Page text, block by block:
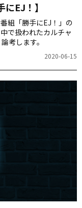
EJ！】
組「勝手にEJ！」の
で扱われたカルチャ
考します。
2020-06-15